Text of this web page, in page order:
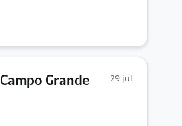
Campo Grande
29 jul